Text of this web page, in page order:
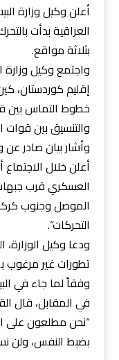
أعلن وكيل وزارة
العراقية بدأت
بثلاثة مواقع.
واجتمع وكيل
إقليم كوردستان،
خطوط التماس بين
والتنسيق بين
وأشار بيان صادر عن
أعلن خلال الاجتماع
العسكري قرب
الموصل وجنوب
التحركات”.
ودعا وكيل
تطورات غير مرغوب
وفقاً لما جاء في
في المقابل، قال
“نحن مطلعون على
بضبط النفس، ولن